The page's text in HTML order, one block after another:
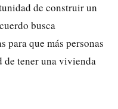
de construir un
busca
para que más personas
de tener una vivienda